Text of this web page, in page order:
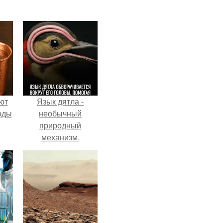
Язык дятла -
необычный
природный
механизм.